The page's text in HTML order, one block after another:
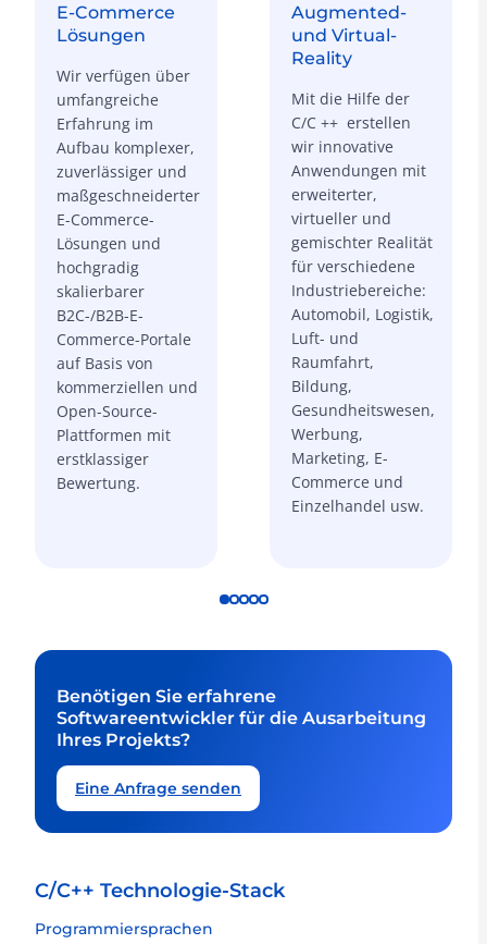
E-Commerce
Lösungen
Wir verfügen über
umfangreiche
Erfahrung im
Aufbau komplexer,
zuverlässiger und
maßgeschneiderter
E-Commerce-
Lösungen und
hochgradig
skalierbarer
B2C-/B2B-E-
Commerce-Portale
auf Basis von
kommerziellen und
Open-Source-
Plattformen mit
erstklassiger
Bewertung.
Augmented-
und Virtual-
Reality
Mit die Hilfe der
C/C ++ erstellen
wir innovative
Anwendungen mit
erweiterter,
virtueller und
gemischter Realität
für verschiedene
Industriebereiche:
Automobil, Logistik,
Luft- und
Raumfahrt,
Bildung,
Gesundheitswesen,
Werbung,
Marketing, E-
Commerce und
Einzelhandel usw.
Benötigen Sie erfahrene
Softwareentwickler für die Ausarbeitung
Ihres Projekts?
Eine Anfrage senden
C/C++ Technologie-Stack
Programmiersprachen